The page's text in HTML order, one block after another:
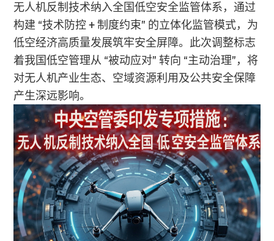
无人机反制技术纳入全国低空安全监管体系，通过
构建 “技术防控 + 制度约束” 的立体化监管模式，为
低空经济高质量发展筑牢安全屏障。此次调整标志
着我国低空管理从 “被动应对” 转向 “主动治理”，将
对无人机产业生态、空域资源利用及公共安全保障
产生深远影响。